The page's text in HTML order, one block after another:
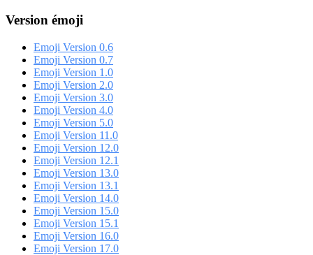
Version émoji
Emoji Version 0.6
Emoji Version 0.7
Emoji Version 1.0
Emoji Version 2.0
Emoji Version 3.0
Emoji Version 4.0
Emoji Version 5.0
Emoji Version 11.0
Emoji Version 12.0
Emoji Version 12.1
Emoji Version 13.0
Emoji Version 13.1
Emoji Version 14.0
Emoji Version 15.0
Emoji Version 15.1
Emoji Version 16.0
Emoji Version 17.0